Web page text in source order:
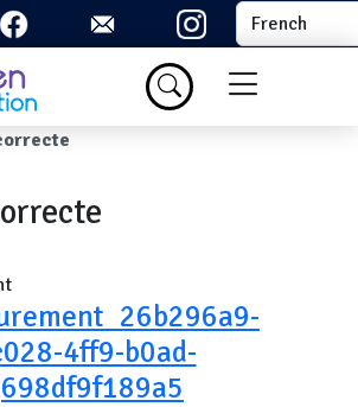
Select your
Menu du
4ff9-b0ad-
698df9f189a5